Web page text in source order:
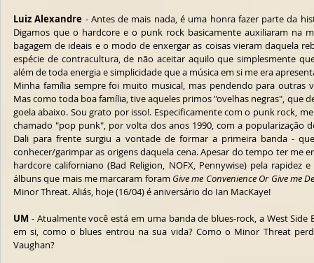
Luiz Alexandre - Antes de mais nada, é uma honra fazer parte da
Digamos que o hardcore e o punk rock basicamente auxiliaram na
bagagem de ideais e o modo de enxergar as coisas vieram daquela
espécie de contracultura, de não aceitar aquilo que simplesmente
além de toda energia e simplicidade que a música em si me era
Minha família sempre foi muito musical, mas pendendo para outras
Mas como toda boa família, tive aqueles primos "ovelhas negras", que
goela abaixo. Sou grato por isso!. Especificamente com o punk rock,
chamado "pop punk", por volta dos anos 1990, com a popularização
Dali para frente surgiu a vontade de formar a primeira banda -
conhecer/garimpar as origens daquela cena. Apesar do tempo ter me
hardcore californiano (Bad Religion, NOFX, Pennywise) pela rapidez
álbuns que mais me marcaram foram Give me Convenience Or Give me
Minor Threat. Aliás, hoje (16/04) é aniversário do Ian MacKaye!
UM - Atualmente você está em uma banda de blues-rock, a West Side
em si, como o blues entrou na sua vida? Como o Minor Threat
Vaughan?